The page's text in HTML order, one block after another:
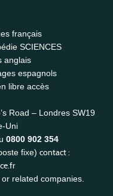
français
SCIENCES
anglais
espagnols
libre accès
Road – Londres SW19
Uni
0800 902 354
fixe) contact :
related companies.